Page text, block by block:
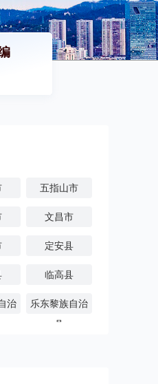
五指山市
文昌市
定安县
临高县
治
乐东黎族自治
县